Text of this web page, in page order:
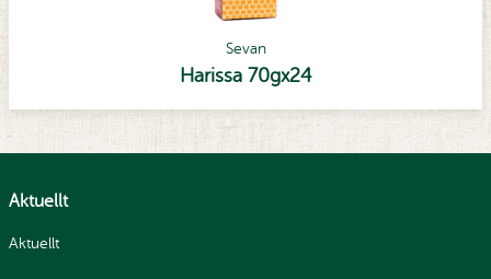
Sevan
Harissa 70gx24
Aktuellt
Aktuellt